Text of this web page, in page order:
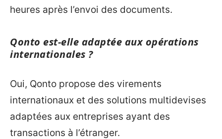
heures après l’envoi des documents.
Qonto est-elle adaptée aux opérations
internationales ?
Oui, Qonto propose des virements
internationaux et des solutions multidevises
adaptées aux entreprises ayant des
transactions à l’étranger.